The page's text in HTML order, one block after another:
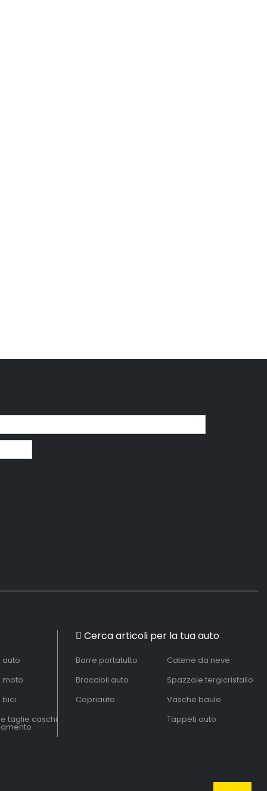
auto
moto
bici
taglie caschi
Cerca articoli per la tua auto
Barre portatutto
Braccioli auto
Copriauto
Catene da neve
Spazzole tergicristallo
Vasche baule
Tappeti auto